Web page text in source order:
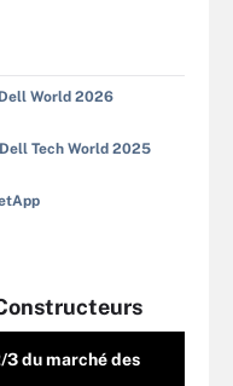
World 2026
Tech World 2025
3 du marché des